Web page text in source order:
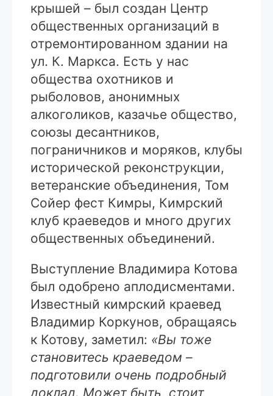
крышей – был создан Центр
общественных организаций в
отремонтированном здании на
ул. К. Маркса. Есть у нас
общества охотников и
рыболовов, анонимных
алкоголиков, казачье общество,
союзы десантников,
пограничников и моряков, клубы
исторической реконструкции,
ветеранские объединения, Том
Сойер фест Кимры, Кимрский
клуб краеведов и много других
общественных объединений.
Выступление Владимира Котова
был одобрено аплодисментами.
Известный кимрский краевед
Владимир Коркунов, обращаясь
к Котову, заметил: «Вы тоже
становитесь краеведом –
подготовили очень подробный
доклад. Может быть, стоит